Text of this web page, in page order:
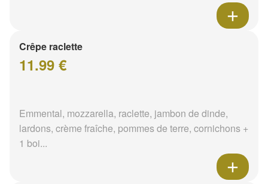
Crêpe raclette
11.99 €
Emmental, mozzarella, raclette, jambon de dinde,
lardons, crème fraîche, pommes de terre, cornichons +
1 boi...